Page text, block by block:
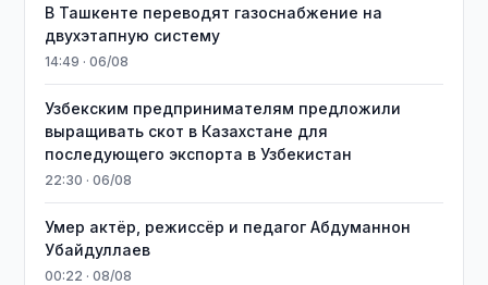
В Ташкенте переводят газоснабжение на
двухэтапную систему
14:49 · 06/08
Узбекским предпринимателям предложили
выращивать скот в Казахстане для
последующего экспорта в Узбекистан
22:30 · 06/08
Умер актёр, режиссёр и педагог Абдуманнон
Убайдуллаев
00:22 · 08/08